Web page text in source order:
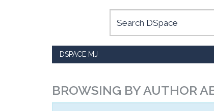
DSPACE MJ
BROWSING BY AUTHOR